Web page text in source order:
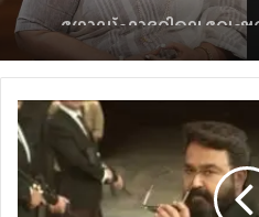
പറഞ്ഞിരുന്നു; സീനത്ത്